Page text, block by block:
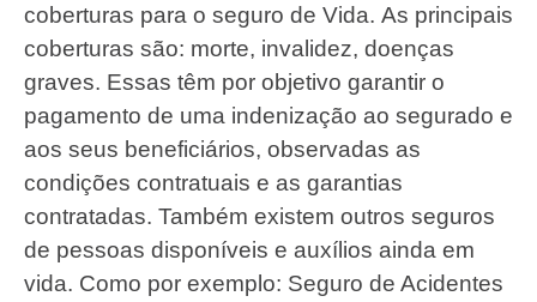
coberturas para o seguro de Vida. As principais
coberturas são: morte, invalidez, doenças
graves. Essas têm por objetivo garantir o
pagamento de uma indenização ao segurado e
aos seus beneficiários, observadas as
condições contratuais e as garantias
contratadas. Também existem outros seguros
de pessoas disponíveis e auxílios ainda em
vida. Como por exemplo: Seguro de Acidentes